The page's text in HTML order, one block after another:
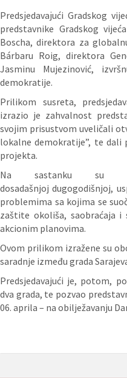
Prеdsјеdаvајući Gradskog
predstavnike Gradskog
Boscha, direktora za
Bárbaru Roig, direktora
Jasminu Mujezinović,
demokratije.
Prilikom susreta,
izrazio je zahvalnost
svojim prisustvom uveličali
lokalne demokratije”, te dali
projekta.
Na sastanku su
dosadašnjoj dugogodišnjoj,
problemima sa kojima se
zaštite okoliša, saobraćaja
akcionim planovima.
Ovom prilikom izražene su
saradnje između grada
Predsjedavajući je, potom,
dva grada, te pozvao
06. aprila – na obilježavanju